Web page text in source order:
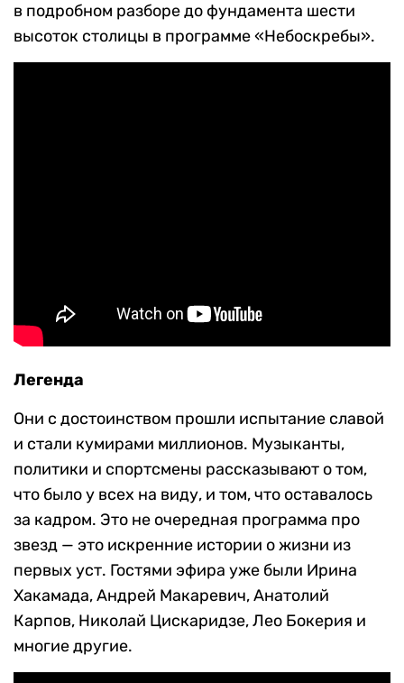
в подробном разборе до фундамента шести
высоток столицы в программе «Небоскребы».
Легенда
Они с достоинством прошли испытание славой
и стали кумирами миллионов. Музыканты,
политики и спортсмены рассказывают о том,
что было у всех на виду, и том, что оставалось
за кадром. Это не очередная программа про
звезд — это искренние истории о жизни из
первых уст. Гостями эфира уже были Ирина
Хакамада, Андрей Макаревич, Анатолий
Карпов, Николай Цискаридзе, Лео Бокерия и
многие другие.